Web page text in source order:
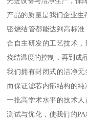
产品的质量是我们企业
密烧结管都能达到高标
合自主研发的工艺技术
烧结温度的控制，再到成
我们拥有封闭式的洁净
而保证滤芯内部结构的
一批高学术水平的技术
测试与优化，使我们的